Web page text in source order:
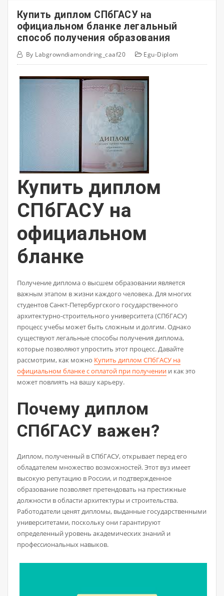
Купить диплом СПбГАСУ на
официальном бланке легальный
способ получения образования
By Labgrowndiamondring_caaf20 Egu-Diplom
Купить диплом
СПбГАСУ на
официальном
бланке
Получение диплома о высшем образовании является
важным этапом в жизни каждого человека. Для многих
студентов Санкт-Петербургского государственного
архитектурно-строительного университета (СПбГАСУ)
процесс учебы может быть сложным и долгим. Однако
существуют легальные способы получения диплома,
которые позволяют упростить этот процесс. Давайте
рассмотрим, как можно Купить диплом СПбГАСУ на
официальном бланке с оплатой при получениии как это
может повлиять на вашу карьеру.
Почему диплом
СПбГАСУ важен?
Диплом, полученный в СПбГАСУ, открывает перед его
обладателем множество возможностей. Этот вуз имеет
высокую репутацию в России, и подтвержденное
образование позволяет претендовать на престижные
должности в области архитектуры и строительства.
Работодатели ценят дипломы, выданные государственными
университетами, поскольку они гарантируют
определенный уровень академических знаний и
профессиональных навыков.